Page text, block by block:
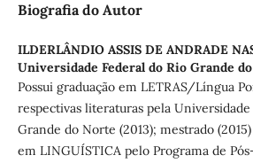
Biografia do Autor
ILDERLÂNDIO ASSIS DE ANDRADE
Universidade Federal do Rio Grande
Possui graduação em LETRAS/Língua
respectivas literaturas pela Universidade
Grande do Norte (2013); mestrado
em LINGUÍSTICA pelo Programa de